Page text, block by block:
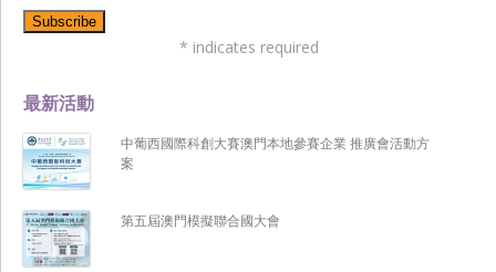
最新活動
中葡西國際科創大賽澳門本地參賽企業 推廣會活動方
案
第五屆澳門模擬聯合國大會
* indicates required